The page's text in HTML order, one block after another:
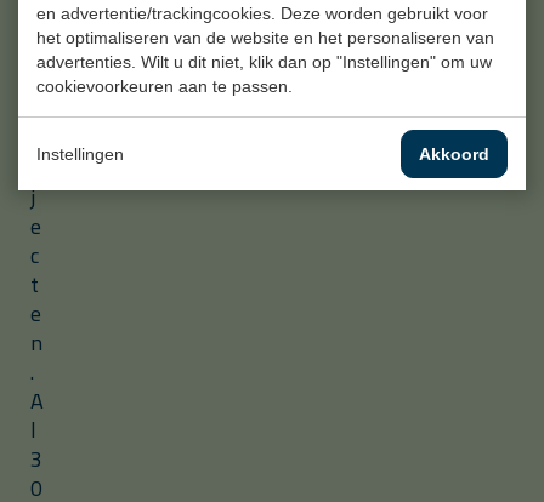
ë
e
p
r
o
j
e
c
t
e
n
.
A
l
3
0
en advertentie/trackingcookies. Deze worden gebruikt voor
het optimaliseren van de website en het personaliseren van
advertenties. Wilt u dit niet, klik dan op "Instellingen" om uw
cookievoorkeuren aan te passen.
Instellingen Akkoord